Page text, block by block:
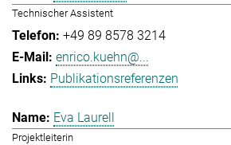
Technischer Assistent
+49 89 8578 3214
enrico.kuehn@...
Publikationsreferenzen
Eva Laurell
Projektleiterin